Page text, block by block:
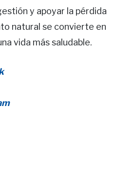
y apoyar la pérdida
natural se convierte en
vida más saludable.